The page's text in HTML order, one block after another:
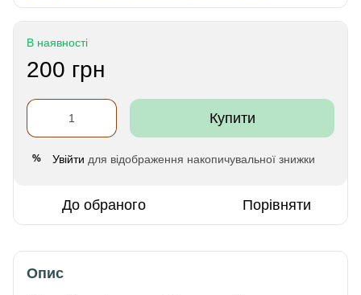
В наявності
200 грн
Купити
% Увійти для відображення накопичувальної знижки
До обраного Порівняти
Опис